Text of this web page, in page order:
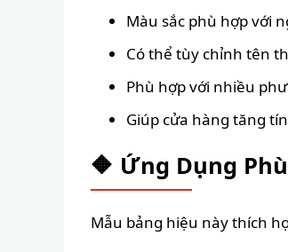
Màu sắc phù hợp với
Có thể tùy chỉnh tên
Phù hợp với nhiều
Giúp cửa hàng tăng
🔶 Ứng Dụng
Mẫu bảng hiệu này thích